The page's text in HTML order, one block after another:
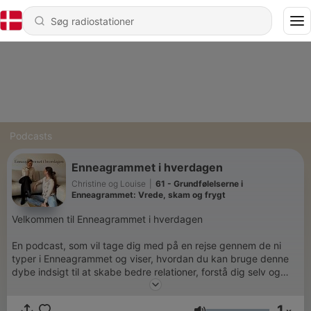
Podcasts
Enneagrammet i hverdagen
Christine og Louise
61 - Grundfølelserne i
Enneagrammet: Vrede, skam og frygt
Velkommen til Enneagrammet i hverdagen
En podcast, som vil tage dig med på en rejse gennem de ni
typer i Enneagrammet og viser, hvordan du kan bruge denne
dybe indsigt til at skabe bedre relationer, forstå dig selv og